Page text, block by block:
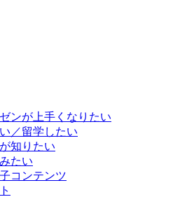
ンが上手くなりたい
／留学したい
知りたい
たい
コンテンツ